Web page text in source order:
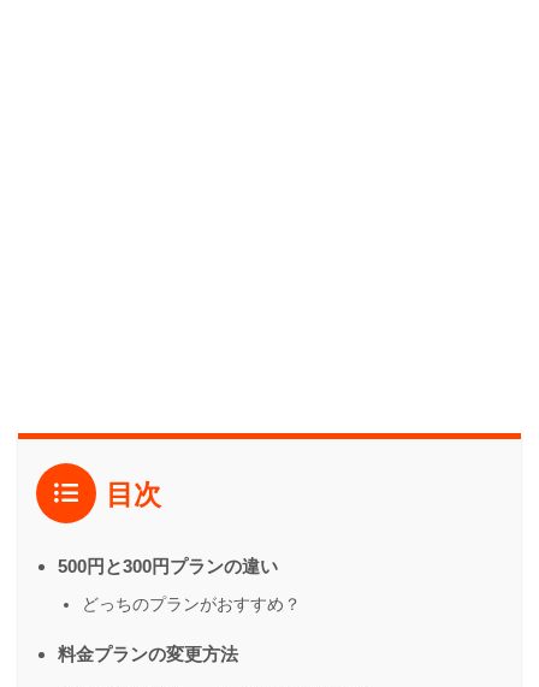
目次
500円と300円プランの違い
どっちのプランがおすすめ？
料金プランの変更方法